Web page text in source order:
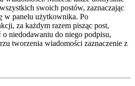
swoich postów, zaznaczając
w panelu użytkownika. Po
za każdym razem pisząc post,
o niedodawaniu do niego podpisu,
tworzenia wiadomości zaznaczenie z